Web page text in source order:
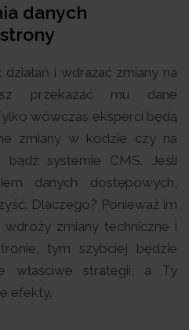
danych
i wdrażać zmiany na
przekazać mu dane
wówczas eksperci będą
zmiany w kodzie czy na
bądź systemie CMS. Jeśli
danych dostępowych,
Dlaczego? Ponieważ im
wdroży zmiany techniczne i
tym szybciej będzie
właściwe strategii, a Ty
efekty.